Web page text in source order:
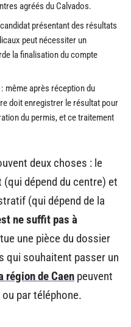
agréés du Calvados.
présentant des résultats
peut nécessiter un
la finalisation du compte
même après réception du
doit enregistrer le résultat pour
du permis, et ce traitement
deux choses : le
dépend du centre) et
(qui dépend de la
ne suffit pas à
une pièce du dossier
qui souhaitent passer un
région de Caen peuvent
par téléphone.